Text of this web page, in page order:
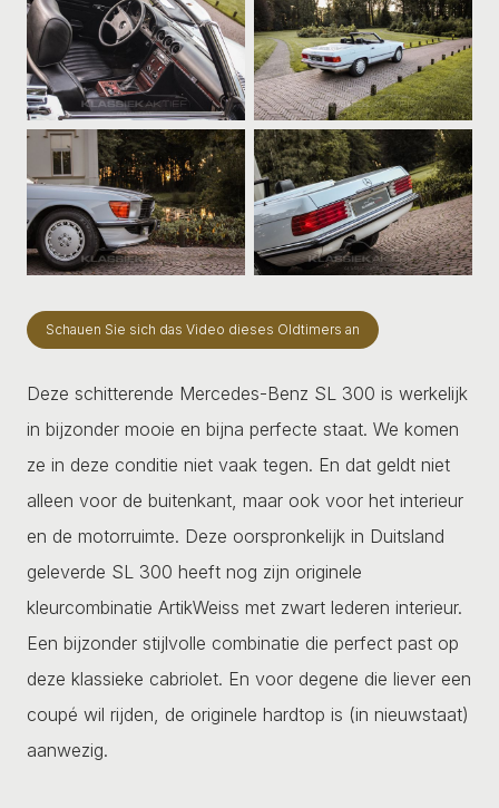
Schauen Sie sich das Video dieses Oldtimers an
Deze schitterende Mercedes-Benz SL 300 is werkelijk
in bijzonder mooie en bijna perfecte staat. We komen
ze in deze conditie niet vaak tegen. En dat geldt niet
alleen voor de buitenkant, maar ook voor het interieur
en de motorruimte. Deze oorspronkelijk in Duitsland
geleverde SL 300 heeft nog zijn originele
kleurcombinatie ArtikWeiss met zwart lederen interieur.
Een bijzonder stijlvolle combinatie die perfect past op
deze klassieke cabriolet. En voor degene die liever een
coupé wil rijden, de originele hardtop is (in nieuwstaat)
aanwezig.